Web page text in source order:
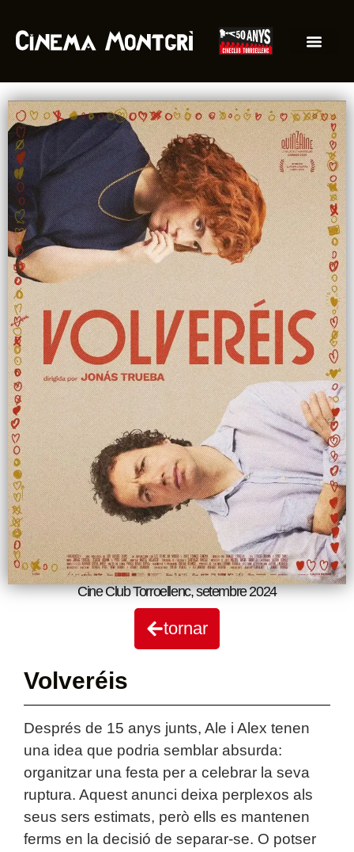
Cine Club Torroellenc,setembre 2024
tornar
Volveréis
Després de 15 anys junts, Ale i Alex tenen
una idea que podria semblar absurda:
organitzar una festa per a celebrar la seva
ruptura. Aquest anunci deixa perplexos als
seus sers estimats, però ells es mantenen
ferms en la decisió de separar-se. O potser